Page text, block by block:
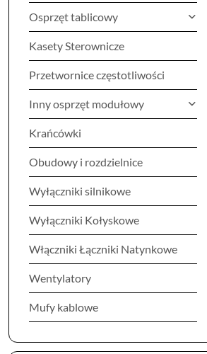
Osprzęt tablicowy
Kasety Sterownicze
Przetwornice częstotliwości
Inny osprzęt modułowy
Krańcówki
Obudowy i rozdzielnice
Wyłączniki silnikowe
Wyłączniki Kołyskowe
Włączniki Łączniki Natynkowe
Wentylatory
Mufy kablowe